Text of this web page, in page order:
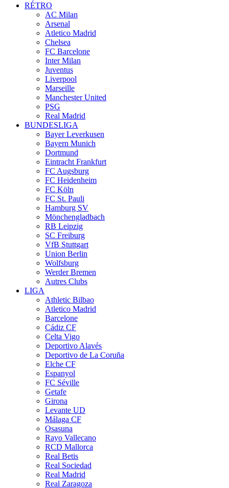
RÉTRO
AC Milan
Arsenal
Atletico Madrid
Chelsea
FC Barcelone
Inter Milan
Juventus
Liverpool
Marseille
Manchester United
PSG
Real Madrid
BUNDESLIGA
Bayer Leverkusen
Bayern Munich
Dortmund
Eintracht Frankfurt
FC Augsburg
FC Heidenheim
FC Köln
FC St. Pauli
Hamburg SV
Mönchengladbach
RB Leipzig
SC Freiburg
VfB Stuttgart
Union Berlin
Wolfsburg
Werder Bremen
Autres Clubs
LIGA
Athletic Bilbao
Atletico Madrid
Barcelone
Cádiz CF
Celta Vigo
Deportivo Alavés
Deportivo de La Coruña
Elche CF
Espanyol
FC Séville
Getafe
Girona
Levante UD
Málaga CF
Osasuna
Rayo Vallecano
RCD Mallorca
Real Betis
Real Sociedad
Real Madrid
Real Zaragoza